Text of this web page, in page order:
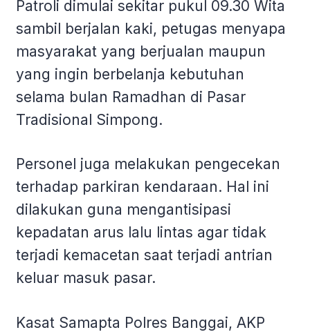
Patroli dimulai sekitar pukul 09.30 Wita
sambil berjalan kaki, petugas menyapa
masyarakat yang berjualan maupun
yang ingin berbelanja kebutuhan
selama bulan Ramadhan di Pasar
Tradisional Simpong.
Personel juga melakukan pengecekan
terhadap parkiran kendaraan. Hal ini
dilakukan guna mengantisipasi
kepadatan arus lalu lintas agar tidak
terjadi kemacetan saat terjadi antrian
keluar masuk pasar.
Kasat Samapta Polres Banggai, AKP